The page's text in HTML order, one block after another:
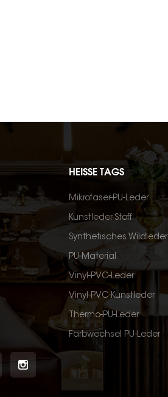
HEISSE TAGS
Mikrofaser-PU-Leder
Kunstleder-Stoff
Synthetisches Wildleder
PU-Material
Vinyl-PVC-Leder
Vinyl-PVC-Kunstleder
Thermo-PU-Leder
Farbwechsel PU-Leder